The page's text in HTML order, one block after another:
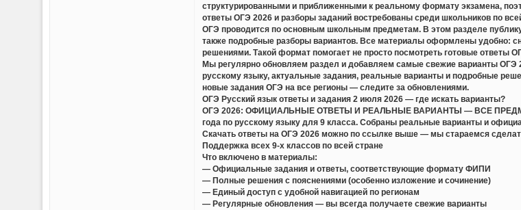
структурированными и приближенными к реальному формату экзамена,
ответы ОГЭ 2026 и разборы заданий востребованы среди школьников по
ОГЭ проводится по основным школьным предметам. В этом разделе
также подробные разборы вариантов. Все материалы оформлены удобно:
решениями. Такой формат помогает не просто посмотреть готовые ответы
Мы регулярно обновляем раздел и добавляем самые свежие варианты
русскому языку, актуальные задания, реальные варианты и подробные
новые задания ОГЭ на все регионы — следите за обновлениями.
ОГЭ Русский язык ответы и задания 2 июля 2026 — где искать варианты?
ОГЭ 2026: ОФИЦИАЛЬНЫЕ ОТВЕТЫ И РЕАЛЬНЫЕ ВАРИАНТЫ — ВСЕ
года по русскому языку для 9 класса. Собраны реальные варианты и
Скачать ответы на ОГЭ 2026 можно по ссылке выше — мы стараемся
Поддержка всех 9-х классов по всей стране
Что включено в материалы:
— Официальные задания и ответы, соответствующие формату ФИПИ
— Полные решения с пояснениями (особенно изложение и сочинение)
— Единый доступ с удобной навигацией по регионам
— Регулярные обновления — вы всегда получаете свежие варианты